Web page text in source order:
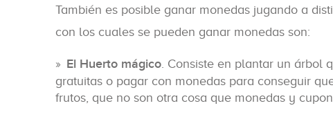
También es posible ganar monedas jugando a
con los cuales se pueden ganar monedas son:
El Huerto mágico . Consiste en plantar un árbol
gratuitas o pagar con monedas para conseguir
frutos, que no son otra cosa que monedas y